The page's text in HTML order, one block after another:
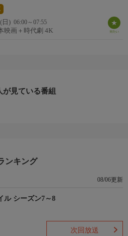
日) 06:00～07:55
映画＋時代劇 4K
が見ている番組
ンキング
08/06更新
ル シーズン7～8
次回放送